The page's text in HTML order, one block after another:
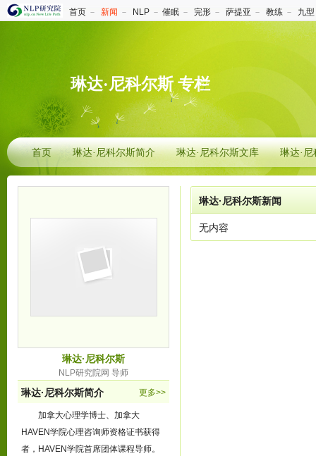
首页 － 新闻 － NLP － 催眠 － 完形 － 萨提亚 － 教练 － 九型
琳达·尼科尔斯 专栏
首页 琳达·尼科尔斯简介 琳达·尼科尔斯文库 琳达·
琳达·尼科尔斯
NLP研究院网 导师
琳达·尼科尔斯简介 更多>>
加拿大心理学博士、加拿大
HAVEN学院心理咨询师资格证书获得
者，HAVEN学院首席团体课程导师。
琳达·尼科尔斯新闻
无内容